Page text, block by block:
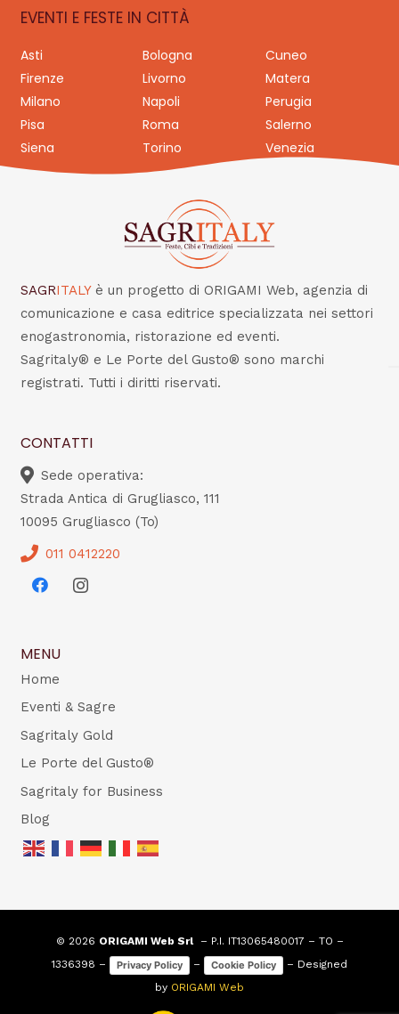
EVENTI E FESTE IN CITTÀ
Asti Bologna
Cuneo
Firenze
Livorno
Matera
Milano
Napoli
Perugia
Pisa
Roma
Salerno
Siena
Torino Venezia
SAGRITALY è un progetto di ORIGAMI Web, agenzia di
comunicazione e casa editrice specializzata nei settori
enogastronomia, ristorazione ed eventi.
Sagritaly® e Le Porte del Gusto® sono marchi
registrati. Tutti i diritti riservati.
CONTATTI
Sede operativa:
Strada Antica di Grugliasco, 111
10095 Grugliasco (To)
011 0412220
MENU
Home
Eventi & Sagre
Sagritaly Gold
Le Porte del Gusto®
Sagritaly for Business
Blog
© 2026 ORIGAMI Web Srl– P.I. IT13065480017 – TO –
1336398 –
Privacy Policy – Cookie Policy
– Designed
by ORIGAMI Web